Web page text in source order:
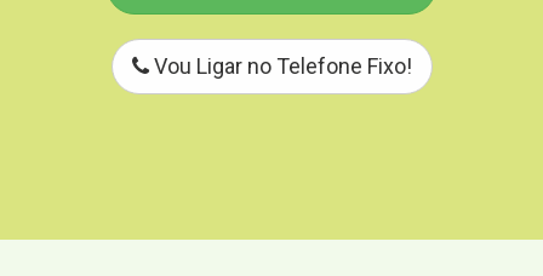
Vou Ligar no Telefone Fixo!